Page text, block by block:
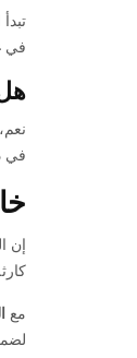
في غضون 3 إلى 7 أيام كحد
في
إن
مع